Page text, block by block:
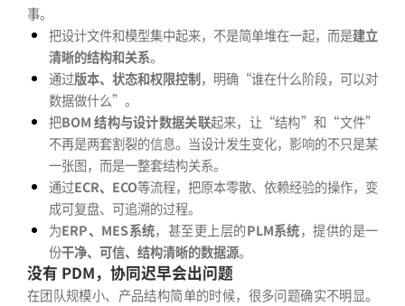
事。
把设计文件和模型集中起来，不是简单堆在一起，而是建立
清晰的结构和关系。
通过版本、状态和权限控制，明确“谁在什么阶段，可以对
数据做什么”。
把BOM 结构与设计数据关联起来，让“结构”和“文件”
不再是两套割裂的信息。当设计发生变化，影响的不只是某
一张图，而是一整套结构关系。
通过ECR、ECO等流程，把原本零散、依赖经验的操作，变
成可复盘、可追溯的过程。
为ERP、MES系统，甚至更上层的PLM系统，提供的是一
份干净、可信、结构清晰的数据源。
没有 PDM，协同迟早会出问题
在团队规模小、产品结构简单的时候，很多问题确实不明显。